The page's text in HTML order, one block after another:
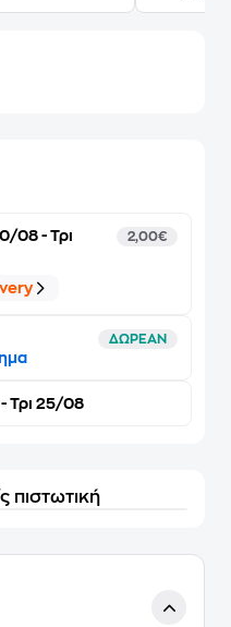
08 - Τρι
2,00€
ΔΩΡΕΑΝ
Τρι 25/08
πιστωτική